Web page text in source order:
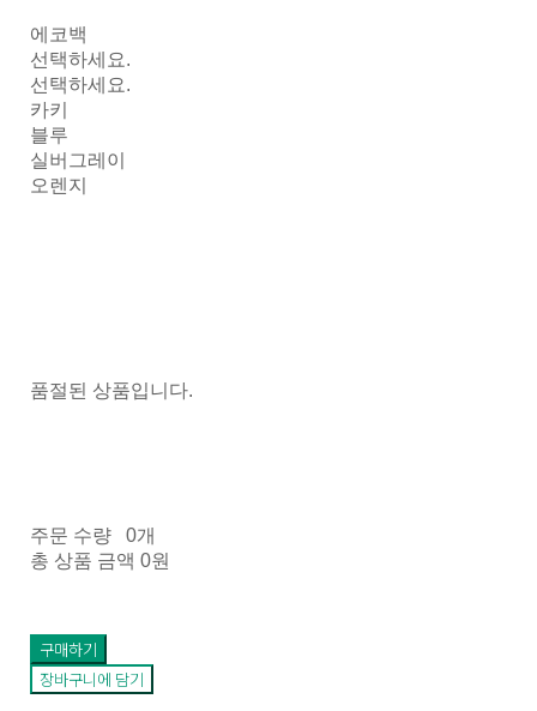
에코백
선택하세요.
선택하세요.
카키
블루
실버그레이
오렌지
품절된 상품입니다.
주문 수량
0개
총 상품 금액 0원
구매하기
장바구니에 담기